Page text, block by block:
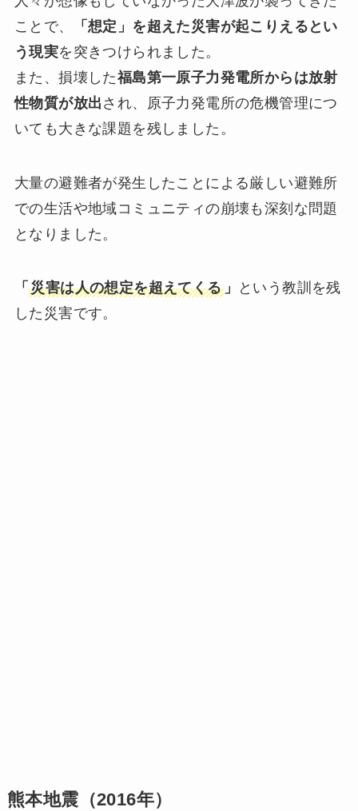
ことで、
「想定」を超えた災害が起こりえるとい
う現実を突きつけられました。
また、損壊した福島第一原子力発電所からは放射
性物質が放出 され、原子力発電所の危機管理につ
いても大きな課題を残しました。
大量の避難者が発生したことによる厳しい避難所
での生活や地域コミュニティの崩壊も深刻な問題
となりました。
「災害は人の想定を超えてくる」
という教訓を残
した災害です。
熊本地震（2016年）